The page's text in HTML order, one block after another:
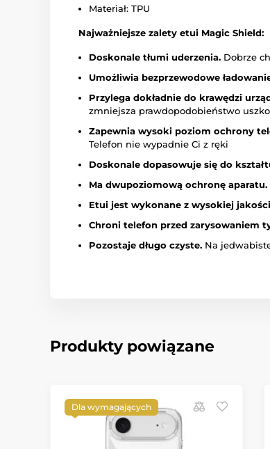
Materiał: TPU
Najważniejsze zalety etui Magic Shield:
Doskonale tłumi uderzenia. Dobrze
Umożliwia bezprzewodowe
Przylega dokładnie do krawędzi
zmniejsza prawdopodobieństwo
Zapewnia wysoki poziom ochrony
Telefon nie wypadnie Ci z ręki
Doskonale dopasowuje się do
Ma dwupoziomową ochronę aparatu.
Etui jest wykonane z wysokiej
Chroni telefon przed zarysowaniem
Pozostaje długo czyste. Na
Produkty powiązane
Dla wymagających